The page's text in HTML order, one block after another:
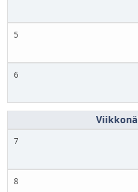
5
6
7
8